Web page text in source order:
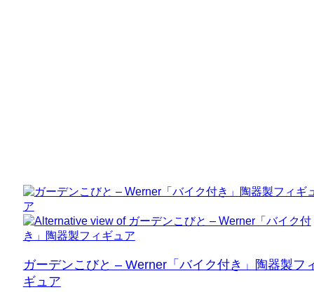
ガーデンこびと – Werner「バイク付き」陶器製フ
ギュア